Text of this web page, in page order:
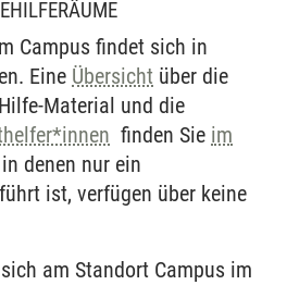
Campus findet sich in
Eine Übersicht über die
Material und die
finden Sie im
denen nur ein
ist, verfügen über keine
am Standort Campus im